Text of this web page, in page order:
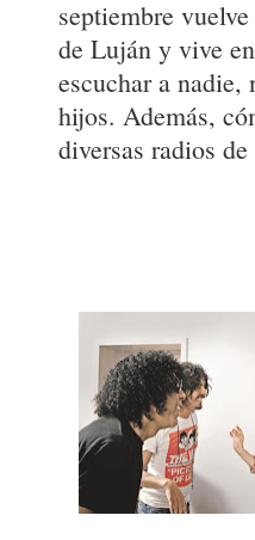
septiembre
de Luján y vive
escuchar a nadie,
hijos. Además,
diversas radios